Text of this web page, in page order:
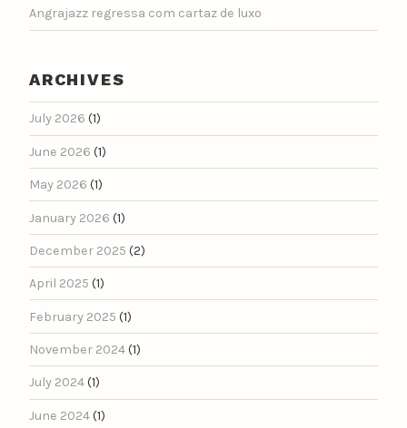
Angrajazz regressa com cartaz de luxo
ARCHIVES
July 2026 (1)
June 2026 (1)
May 2026 (1)
January 2026 (1)
December 2025 (2)
April 2025 (1)
February 2025 (1)
November 2024(1)
July 2024(1)
June 2024(1)